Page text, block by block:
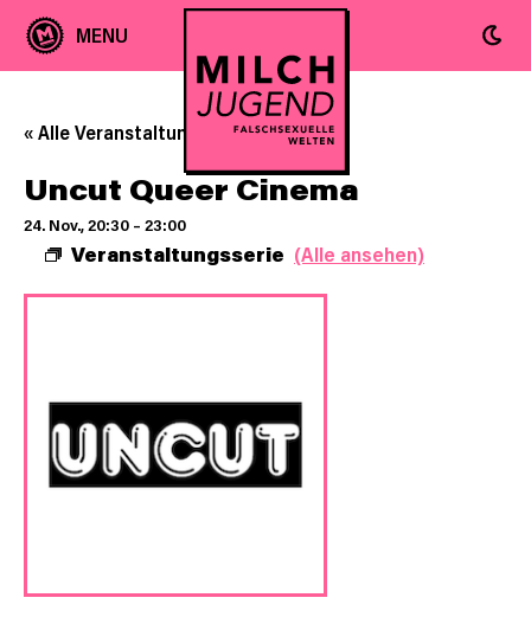
« Alle Veranstaltungen
Uncut Queer Cinema
24. Nov., 20:30 – 23:00
Veranstaltungsserie (Alle ansehen)